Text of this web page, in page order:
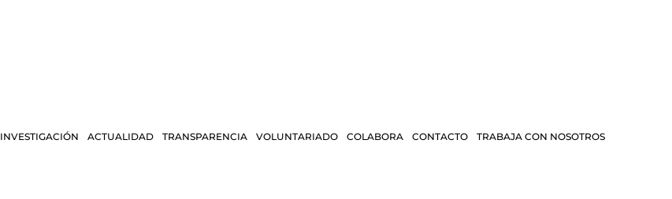
INVESTIGACIÓN ACTUALIDAD TRANSPARENCIA VOLUNTARIADO COLABORA CONTACTO TRABAJA CON NOSOTROS